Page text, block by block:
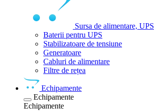
Sursa de alimentare, UPS
Baterii pentru UPS
Stabilizatoare de tensiune
Generatoare
Cabluri de alimentare
Filtre de rețea
Echipamente
Echipamente
Echipamente